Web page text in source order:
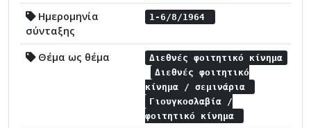
Ημερομηνία
σύνταξης
1-6/8/1964
Θέμα ως θέμα
Διεθνές φοιτητικό κίνημα
Διεθνές φοιτητικό
κίνημα / σεμινάρια
Γιουγκοσλαβία /
φοιτητικό κίνημα